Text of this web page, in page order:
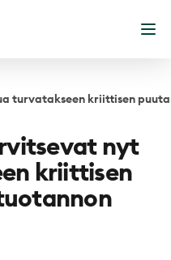
turvatakseen kriittisen
nyt
kriittisen